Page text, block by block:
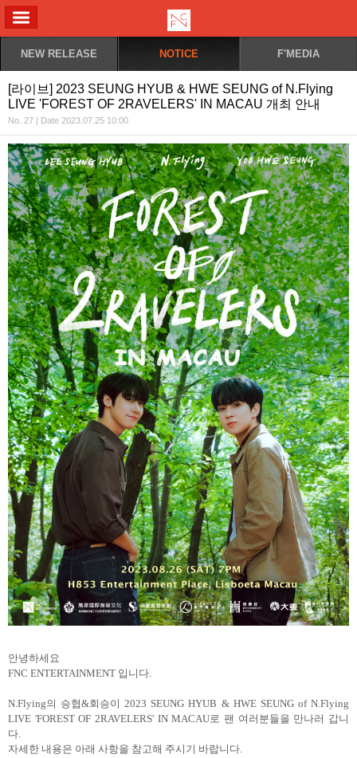
NEW RELEASE NOTICE F'MEDIA
[라이브] 2023 SEUNG HYUB & HWE SEUNG of N.Flying
LIVE 'FOREST OF 2RAVELERS' IN MACAU 개최 안내
No. 27 | Date 2023.07.25 10:00
안녕하세요
FNC ENTERTAINMENT 입니다.
N.Flying의 승협&회승이 2023 SEUNG HYUB & HWE SEUNG of N.Flying
LIVE 'FOREST OF 2RAVELERS' IN MACAU로 팬 여러분들을 만나러 갑니
다.
자세한 내용은 아래 사항을 참고해 주시기 바랍니다.